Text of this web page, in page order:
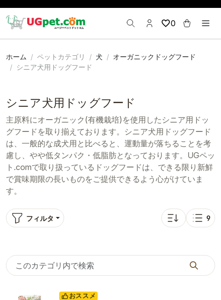
0
ホーム ペットカテゴリ 犬
オーガニックドッグフード
シニア犬用ドッグフード
シニア犬用ドッグフード
主原料にオーガニック(有機栽培)を使用したシニア用ドッ
グフードを取り揃えております。シニア犬用ドッグフード
は、一般的な成犬用と比べると、運動量が落ちることを考
慮し、やや低タンパク・低脂肪となっております。UGペッ
ト.comで取り扱っているドッグフードは、できる限り新鮮
で賞味期限の長いものをご提供できるよう心がけていま
す。
フィルタ
並び替え: お気に
表示
9
おススメ